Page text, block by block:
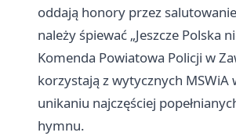
oddają honory przez
należy śpiewać „Jeszcze Polska
Komenda Powiatowa Policji w
korzystają z wytycznych
unikaniu najczęściej
hymnu.